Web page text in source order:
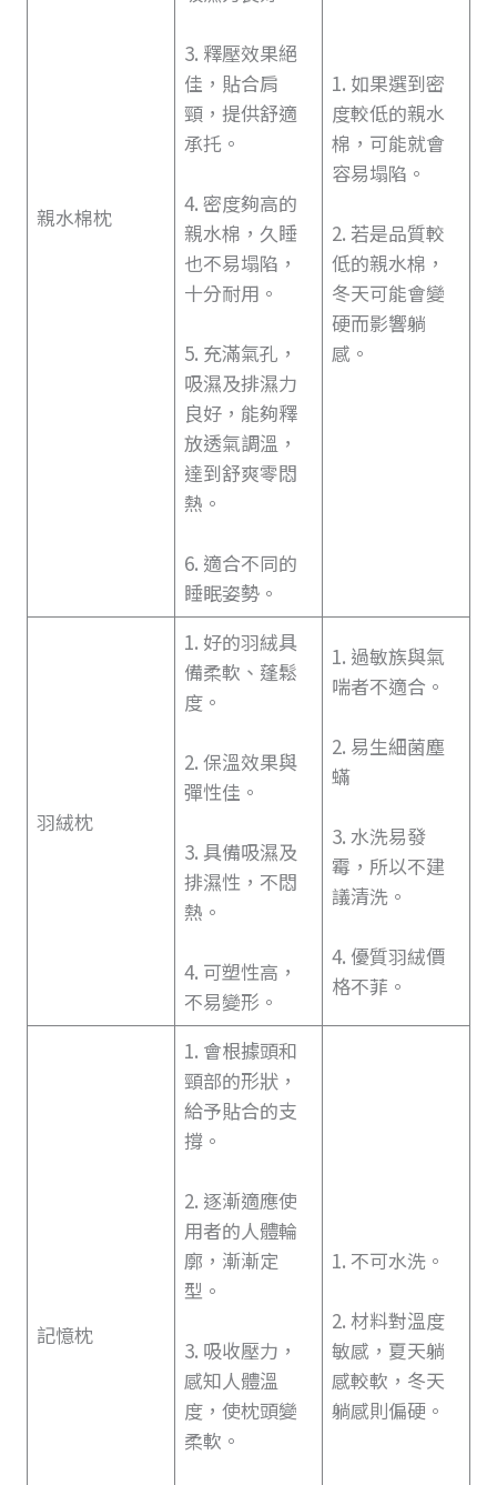
親水棉枕
3. 釋壓效果絕
佳，貼合肩
頸，提供舒適
承托。
4. 密度夠高的
親水棉，久睡
也不易塌陷，
十分耐用。
5. 充滿氣孔，
吸濕及排濕力
良好，能夠釋
放透氣調溫，
達到舒爽零悶
熱。
6. 適合不同的
睡眠姿勢。
1. 如果選到密
度較低的親水
棉，可能就會
容易塌陷。
2. 若是品質較
低的親水棉，
冬天可能會變
硬而影響躺
感。
羽絨枕
1. 好的羽絨具
備柔軟、蓬鬆
度。
2. 保溫效果與
彈性佳。
3. 具備吸濕及
排濕性，不悶
熱。
4. 可塑性高，
不易變形。
1. 過敏族與氣
喘者不適合。
2. 易生細菌塵
蟎
3. 水洗易發
霉，所以不建
議清洗。
4. 優質羽絨價
格不菲。
記憶枕
1. 會根據頭和
頸部的形狀，
給予貼合的支
撐。
2. 逐漸適應使
用者的人體輪
廓，漸漸定
型。
3. 吸收壓力，
感知人體溫
度，使枕頭變
柔軟。
1. 不可水洗。
2. 材料對溫度
敏感，夏天躺
感較軟，冬天
躺感則偏硬。